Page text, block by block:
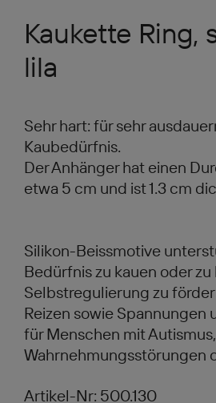
Kaukette Ring,
lila
Sehr hart: für sehr
Kaubedürfnis.
Der Anhänger hat einen
etwa 5 cm und ist 1.3 cm
Silikon-Beissmotive
Bedürfnis zu kauen oder zu
Selbstregulierung zu
Reizen sowie Spannungen
für Menschen mit Autismus,
Wahrnehmungsstörungen
Artikel-Nr: 500.130